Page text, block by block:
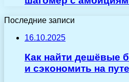
Последние записи
16.10.2025
Как найти дешёвые
и сэкономить на